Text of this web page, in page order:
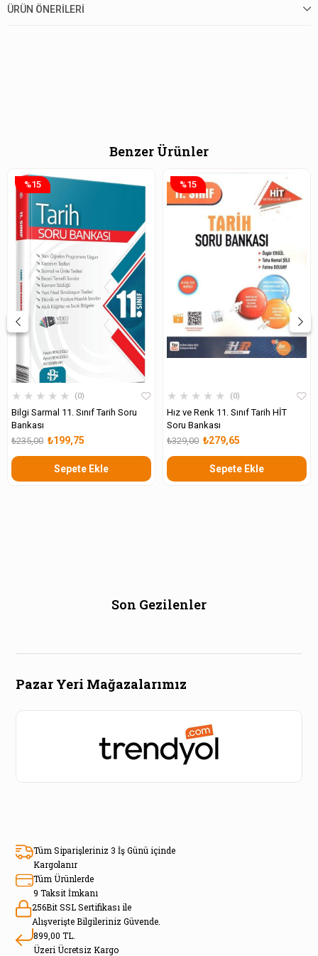
ÜRÜN ÖNERILERI
Benzer Ürünler
★ ★ ★ ★ ★ 0
Bilgi Sarmal 11. Sınıf Tarih Soru
Bankası
₺199,75
₺235,00
Sepete Ekle
%15
★ ★ ★ ★ ★ 0
Hız ve Renk 11. Sınıf Tarih HİT
Soru Bankası
₺279,65
₺329,00
Sepete Ekle
%15
Son Gezilenler
Pazar Yeri Mağazalarımız
Tüm Siparişleriniz 3 İş Günü içinde
Kargolanır
Tüm Ürünlerde
9 Taksit İmkanı
256Bit SSL Sertifikası ile
Alışverişte Bilgileriniz Güvende.
899,00 TL.
Üzeri Ücretsiz Kargo